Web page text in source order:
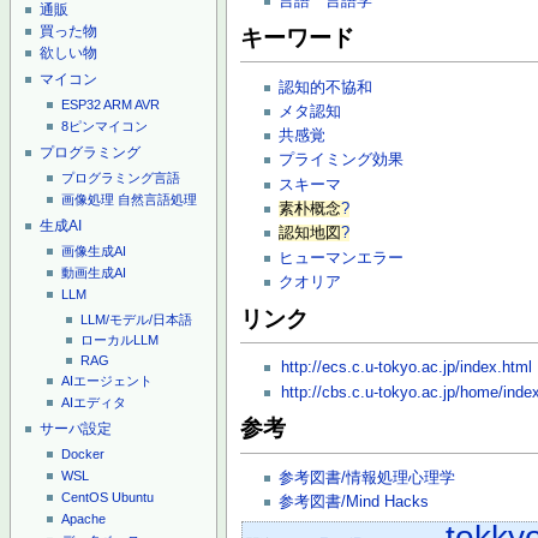
通販
買った物
欲しい物
マイコン
ESP32ARMAVR
8ピンマイコン
プログラミング
プログラミング言語
画像処理 自然言語処理
生成AI
画像生成AI
動画生成AI
LLM
LLM/モデル/日本語
ローカルLLM
RAG
AIエージェント
AIエディタ
サーバ設定
Docker
WSL
CentOS Ubuntu
Apache
キーワード
認知的不協和
メタ認知
共感覚
プライミング効果
スキーマ
素朴概念?
認知地図?
ヒューマンエラー
クオリア
リンク
http://ecs.c.u-tokyo.ac.jp/index.html
http://cbs.c.u-tokyo.ac.jp/home/
参考
参考図書/情報処理心理学
参考図書/Mind Hacks